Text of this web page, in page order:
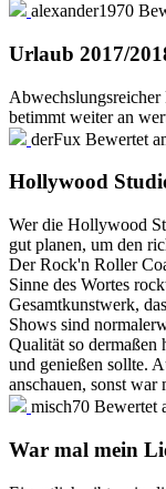
alexander1970
Urlaub 2017/
betimmt weiter an
derFux Bewertet
Hollywood
Wer die Hollywood
gut planen, um den
Der Rock'n Roller
Sinne des Wortes
Gesamtkunstwerk,
Shows sind
Qualität so dermaßen
und genießen sollte.
anschauen, sonst
misch70 Bewertet
War mal mein